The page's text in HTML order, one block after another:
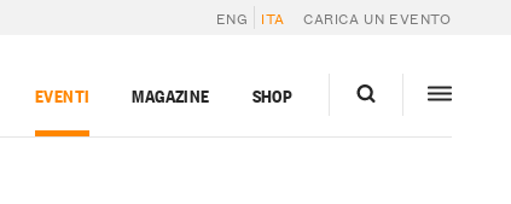
ENG ITA CARICA UN EVENTO
EVENTI MAGAZINE SHOP